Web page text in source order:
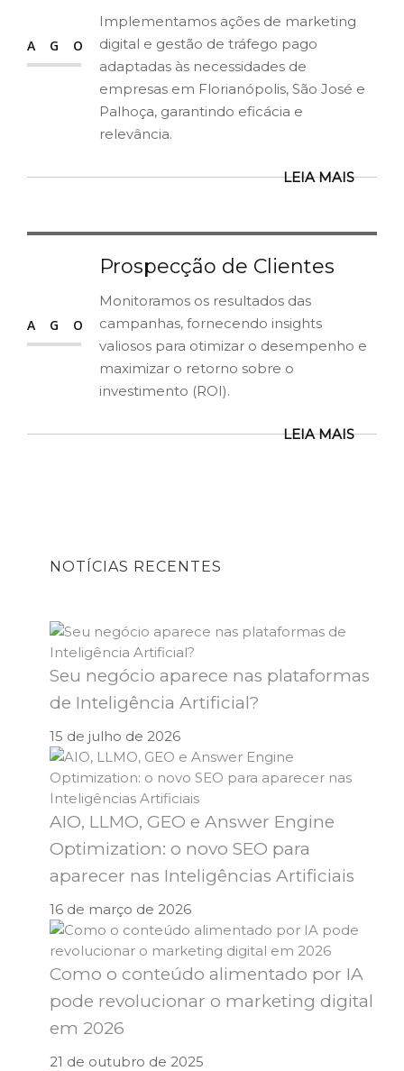
AGO
Implementamos ações de marketing
digital e gestão de tráfego pago
adaptadas às necessidades de
empresas em Florianópolis, São José e
Palhoça, garantindo eficácia e
relevância.
LEIA MAIS
AGO
Prospecção de Clientes
Monitoramos os resultados das
campanhas, fornecendo insights
valiosos para otimizar o desempenho e
maximizar o retorno sobre o
investimento (ROI).
LEIA MAIS
NOTÍCIAS RECENTES
Seu negócio aparece nas plataformas
de Inteligência Artificial?
15 de julho de 2026
AIO, LLMO, GEO e Answer Engine
Optimization: o novo SEO para
aparecer nas Inteligências Artificiais
16 de março de 2026
Como o conteúdo alimentado por IA
pode revolucionar o marketing digital
em 2026
21 de outubro de 2025